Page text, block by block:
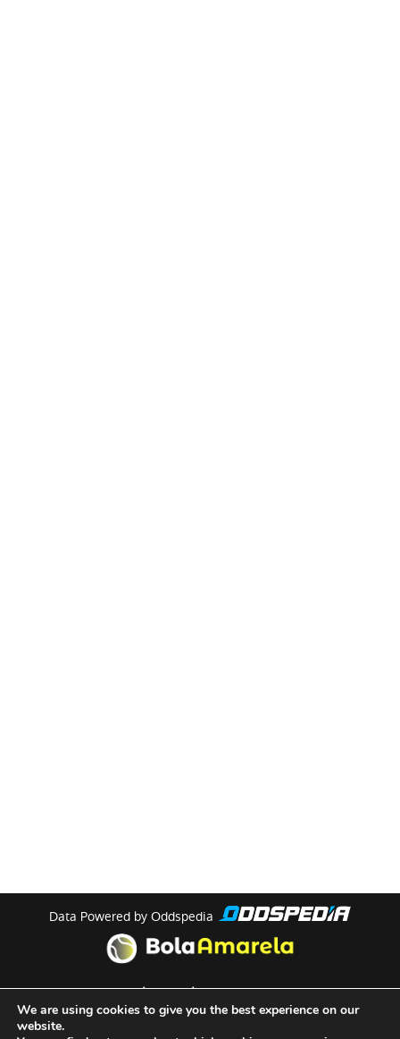
Data Powered by Oddspedia
theme bymeow
We are using cookies to give you the best experience on our
website.